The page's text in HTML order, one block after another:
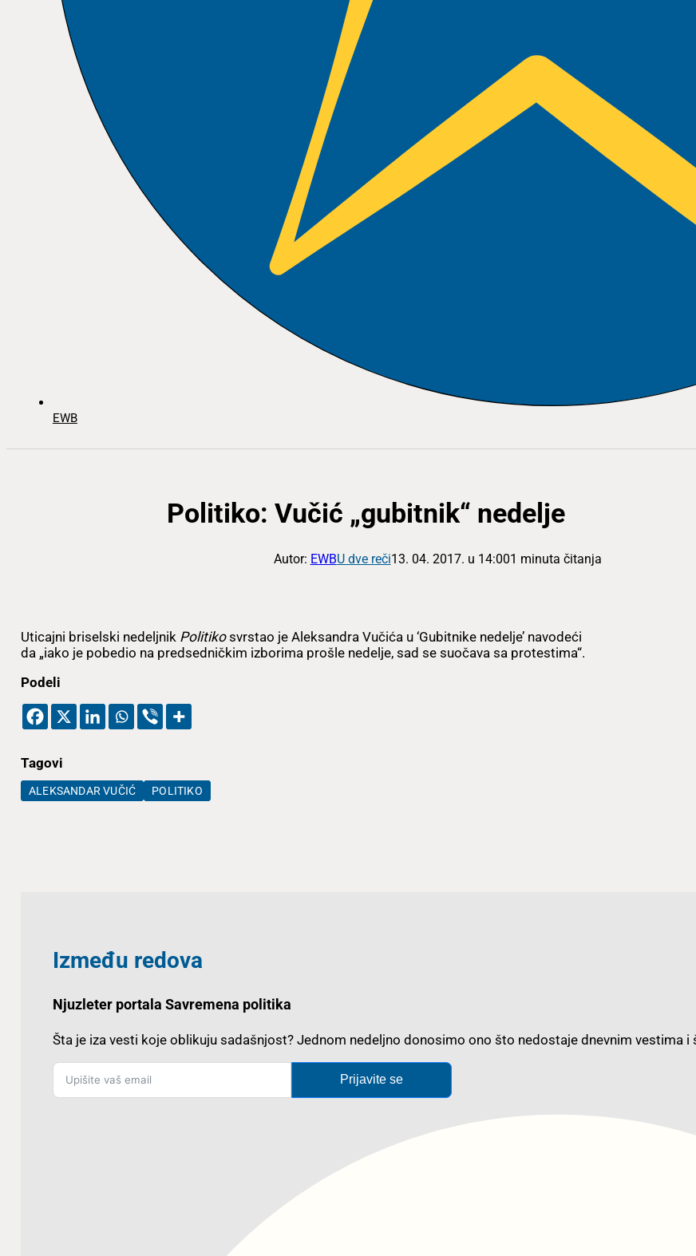
EWB
Politiko: Vučić „gubitnik“ nedelje
Autor: EWBU dve reči13. 04. 2017. u 14:001 minuta čitanja
Uticajni briselski nedeljnik Politikosvrstao je Aleksandra Vučića u ‘Gubitnike nedelje’ navodeći
da „iako je pobedio na predsedničkim izborima prošle nedelje, sad se suočava sa protestima“.
Podeli
Tagovi
ALEKSANDAR VUČIĆ POLITIKO
Između redova
Njuzleter portala Savremena politika
Šta je iza vesti koje oblikuju sadašnjost? Jednom nedeljno donosimo ono što nedostaje dnevnim vestima
Prijavite se